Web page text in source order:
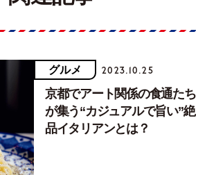
グルメ 2023.10.25
京都でアート関係の食通たち
が集う“カジュアルで旨い”絶
品イタリアンとは？